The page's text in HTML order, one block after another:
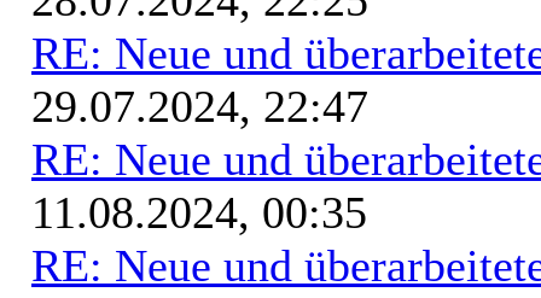
RE: Neue und
29.07.2024, 22:47
RE: Neue und
11.08.2024, 00:35
RE: Neue und